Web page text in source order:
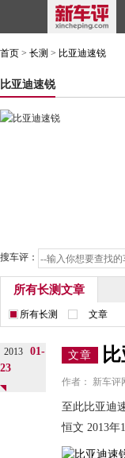
首页 > 长测 > 比亚迪速锐
比亚迪速锐
搜车评：
所有长测文章
所有长测 文章
2013
01-
23
文章
作者： 新车评
至此比亚迪
恒文 2013年